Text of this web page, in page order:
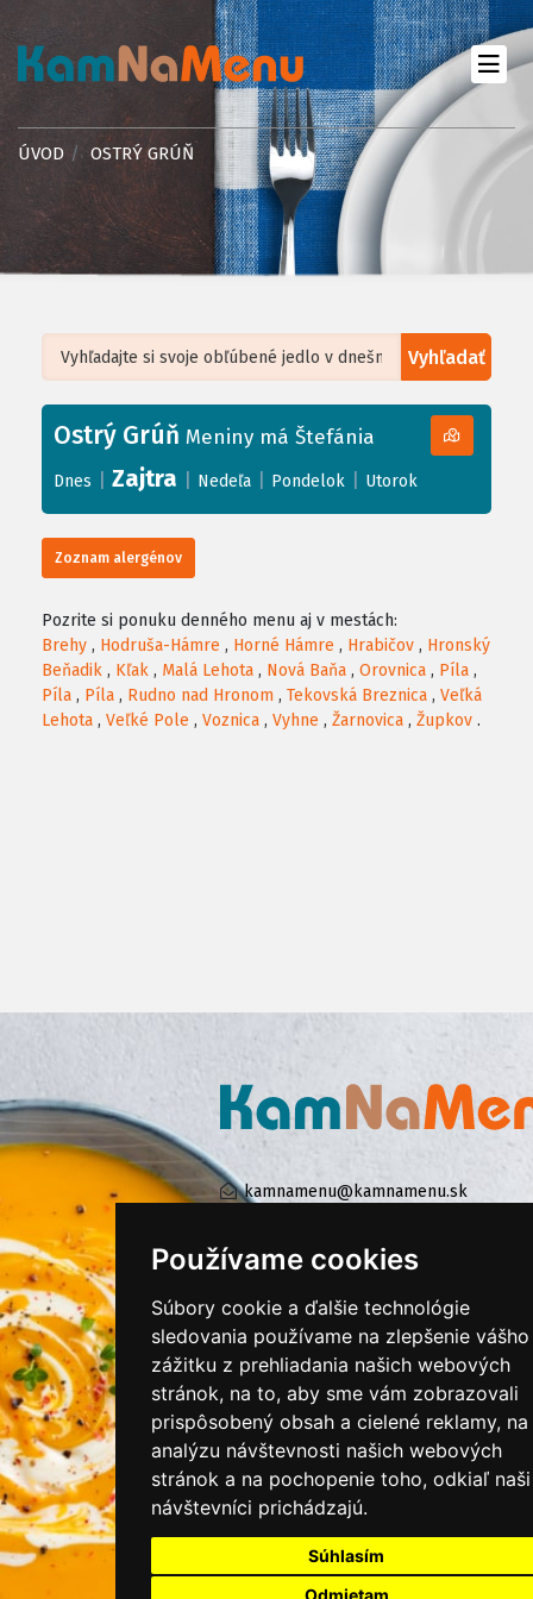
Používame cookies
Súbory cookie a ďalšie technológie
sledovania používame na zlepšenie vášho
zážitku z prehliadania našich webových
stránok, na to, aby sme vám zobrazovali
prispôsobený obsah a cielené reklamy, na
analýzu návštevnosti našich webových
stránok a na pochopenie toho, odkiaľ naši
návštevníci prichádzajú.
Súhlasím
Odmietam
ÚVOD OSTRÝ GRÚŇ
Vyhľadať
+
−
Leaflet| ©OpenStreetMap, Tiles courtesy ofHumanitarian OpenStreetMap
Ostrý Grúň Meniny má Štefánia
Dnes Zajtra Nedeľa Pondelok Utorok
Zoznam alergénov
Pozrite si ponuku denného menu aj v mestách:
Brehy , Hodruša-Hámre , Horné Hámre , Hrabičov , Hronský
Beňadik , Kľak , Malá Lehota , Nová Baňa , Orovnica , Píla ,
Píla , Píla , Rudno nad Hronom , Tekovská Breznica , Veľká
Lehota , Veľké Pole , Voznica , Vyhne , Žarnovica , Župkov .
kamnamenu@kamnamenu.sk
KONTAKTUJTE NÁS
PRIHLÁSIŤ SA DO ZÁKAZNÍCKEJ ZÓNY
Všeobecné obchodné podmienky
Ochrana osobných údajov
Cookies
Moje KamNaMenu